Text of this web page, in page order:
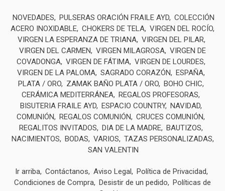
NOVEDADES PULSERAS ORACIÓN FRAILE AYD COLECCIÓN
ACERO INOXIDABLE CHOKERS DE TELA VIRGEN DEL ROCÍO
VIRGEN LA ESPERANZA DE TRIANA VIRGEN DEL PILAR
VIRGEN DEL CARMEN
VIRGEN MILAGROSA VIRGEN DE
COVADONGA VIRGEN DE FÁTIMA VIRGEN DE LOURDES
VIRGEN DE LA PALOMA SAGRADO CORAZÓN
ESPAÑA
PLATA / ORO
ZAMAK BAÑO PLATA / ORO BOHO CHIC
CERÁMICA MEDITERRÁNEA REGALOS PROFESORAS
BISUTERIA FRAILE AYD ESPACIO COUNTRY NAVIDAD
COMUNIÓN
REGALOS COMUNIÓN
CRUCES COMUNIÓN
REGALITOS INVITADOS
DIA DE LA MADRE BAUTIZOS
NACIMIENTOS
BODAS VARIOS
TAZAS PERSONALIZADAS
SAN VALENTIN
Ir arriba Contáctanos Aviso Legal
Política de Privacidad
Condiciones de Compra Desistir de un pedido
Políticas de